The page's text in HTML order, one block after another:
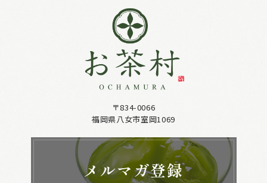
〒834-0066
福岡県八女市室岡1069